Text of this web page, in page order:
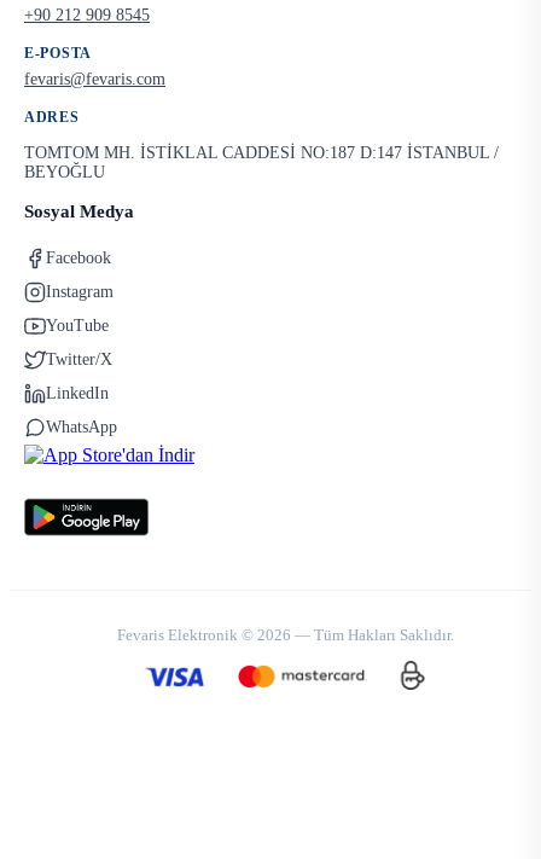
+90 212 909 8545
E-POSTA
fevaris@fevaris.com
ADRES
TOMTOM MH. İSTİKLAL CADDESİ NO:187 D:147 İSTANBUL /
BEYOĞLU
Sosyal Medya
Facebook
Instagram
YouTube
Twitter/X
LinkedIn
WhatsApp
Fevaris Elektronik © 2026 — Tüm Hakları Saklıdır.